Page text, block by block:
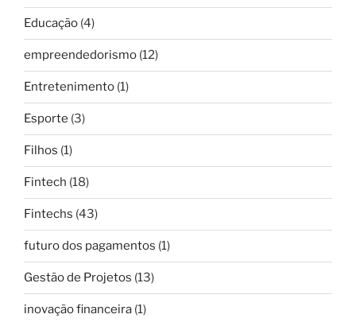
Educação (4)
empreendedorismo (12)
Entretenimento (1)
Esporte (3)
Filhos (1)
Fintech (18)
Fintechs (43)
futuro dos pagamentos (1)
Gestão de Projetos (13)
inovação financeira (1)